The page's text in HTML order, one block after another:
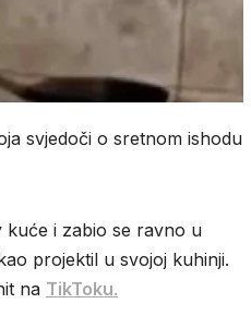
svjedoči o sretnom ishodu
kuće i zabio se ravno u
projektil u svojoj kuhinji.
na TikToku.